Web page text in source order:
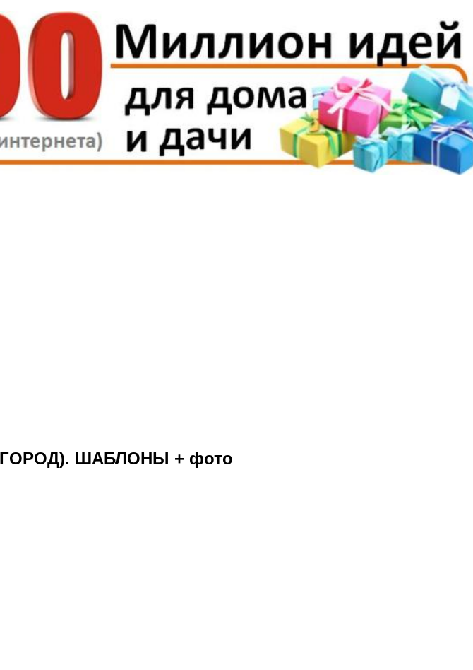
ГОРОД). ШАБЛОНЫ + фото